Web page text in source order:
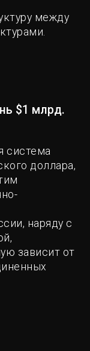
между
$1 млрд.
система
доллара,
наряду с
зависит от